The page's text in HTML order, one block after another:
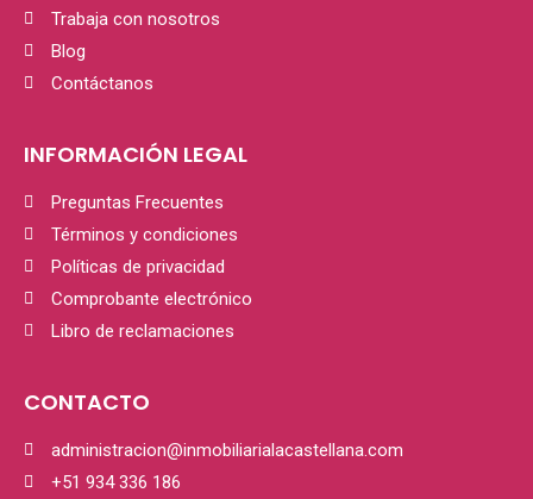
Trabaja con nosotros
Blog
Contáctanos
INFORMACIÓN LEGAL
Preguntas Frecuentes
Términos y condiciones
Políticas de privacidad
Comprobante electrónico
Libro de reclamaciones
CONTACTO
administracion@inmobiliarialacastellana.com
+51 934 336 186